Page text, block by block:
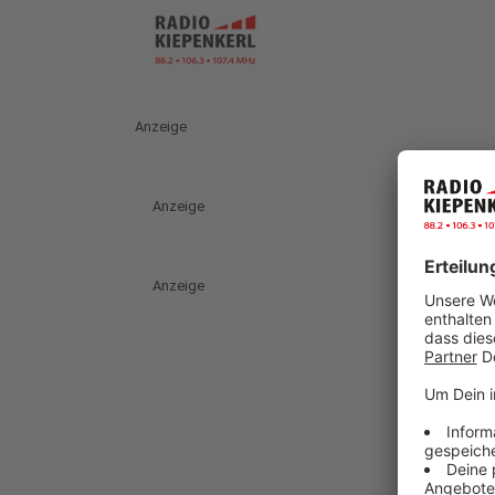
Anzeige
Anzeige
Anzeige